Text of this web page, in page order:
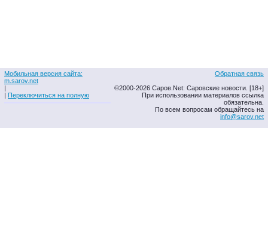
Мобильная версия сайта:
m.sarov.net
|
| Переключиться на полную
Обратная связь
©2000-2026 Саров.Net: Саровские новости. [18+]
При использовании материалов ссылка
обязательна.
По всем вопросам обращайтесь на
info@sarov.net